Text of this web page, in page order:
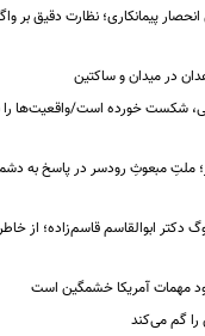
پیمانکاری؛ نظارت دقیق بر
در میدان و ساکتین
شکست خورده است/واقعیت‌ها را
ملتِ مبعوثِ رودسر در پاسخ به
دکتر ابوالقاسم قاسم‌زاده؛ از
مهمات آمریکا خشمگین است
گم می‌کند